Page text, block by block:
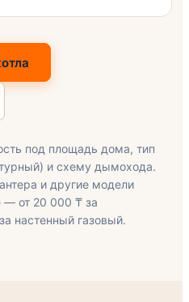
под площадь дома, тип
и схему дымохода.
и другие модели
— от 20 000 ₸ за
настенный газовый.